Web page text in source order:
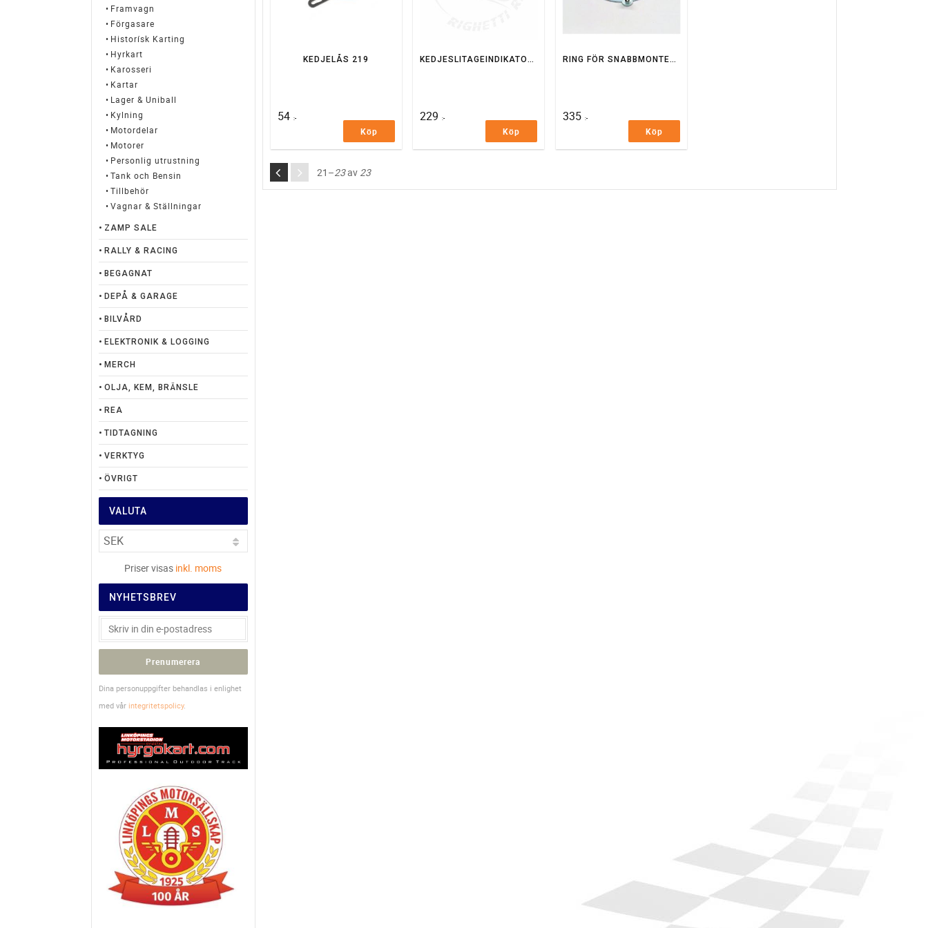
KEDJELÅS 219
54 :-
Köp
KEDJESLITAGEINDIKATOR 219 KEDJA
229 :-
Köp
RING FÖR SNABBMONTERING AV DREV
335 :-
Köp
21–23av 23
Framvagn
Förgasare
Historísk Karting
Hyrkart
Karosseri
Kartar
Lager & Uniball
Kylning
Motordelar
Motorer
Personlig utrustning
Tank och Bensin
Tillbehör
Vagnar & Ställningar
ZAMP SALE
RALLY & RACING
BEGAGNAT
DEPÅ & GARAGE
BILVÅRD
ELEKTRONIK & LOGGING
MERCH
OLJA, KEM, BRÄNSLE
REA
TIDTAGNING
VERKTYG
ÖVRIGT
VALUTA
Priser visas inkl. moms
NYHETSBREV
Prenumerera
Dina personuppgifter behandlas i enlighet
med vår integritetspolicy.